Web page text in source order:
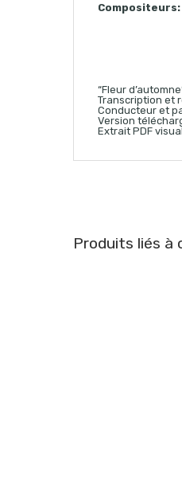
Compositeurs:
“Fleur
Transcription et
Conducteur et
Version
Extrait PDF
Produits liés à